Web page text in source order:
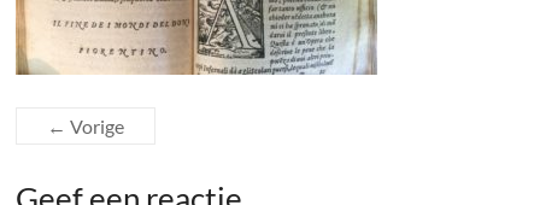
← Vorige